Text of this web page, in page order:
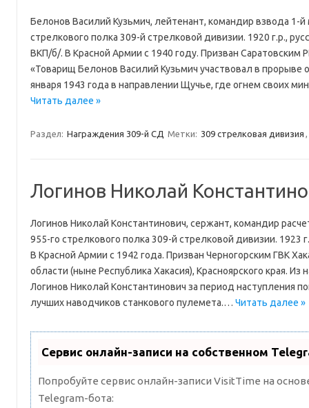
Белонов Василий Кузьмич, лейтенант, командир взвода 1-
стрелкового полка 309-й стрелковой дивизии. 1920 г.р.,
ВКП/б/. В Красной Армии с 1940 году. Призван Саратовским
«Товарищ Белонов Василий Кузьмич участвовал в прорыве
января 1943 года в направлении Щучье, где огнем своих
Читать далее »
Раздел: Награждения 309-й СД Метки: 309 стрелковая дивизия ,
Логинов Николай
Логинов Николай Константинович, сержант, командир
955-го стрелкового полка 309-й стрелковой дивизии. 1923
В Красной Армии с 1942 года. Призван Черногорским ГВК
области (ныне Республика Хакасия), Красноярского края. Из
Логинов Николай Константинович за период наступления
лучших наводчиков станкового пулемета.… Читать далее »
Сервис онлайн-записи на собственном
Попробуйте сервис онлайн-записи VisitTime на
Telegram-бота: